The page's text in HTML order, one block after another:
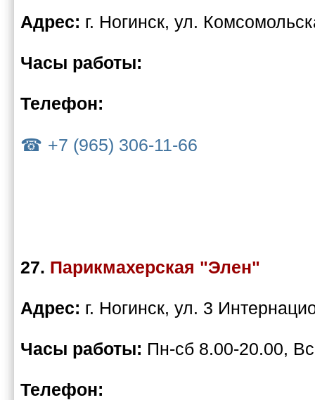
Адрес: г. Ногинск, ул.
Часы работы:
Телефон:
+7 (965) 306-11-66
27. Парикмахерская "Элен"
Адрес: г. Ногинск, ул. 3
Часы работы: Пн-сб 8.00-20.00,
Телефон: